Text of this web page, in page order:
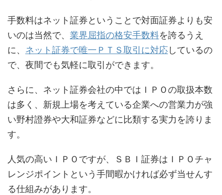
手数料はネット証券ということで対面証券よりも安
いのは当然で、 業界屈指の格安手数料を誇るうえ
に、 ネット証券で唯一ＰＴＳ取引に対応しているの
で、夜間でも気軽に取引ができます。
さらに、ネット証券会社の中ではＩＰＯの取扱本数
は多く、新規上場を考えている企業への営業力が強
い野村證券や大和証券などに比類する実力を誇りま
す。
人気の高いＩＰＯですが、ＳＢＩ証券はＩＰＯチャ
レンジポイントという手間暇かければ必ず当せんす
る仕組みがあります。